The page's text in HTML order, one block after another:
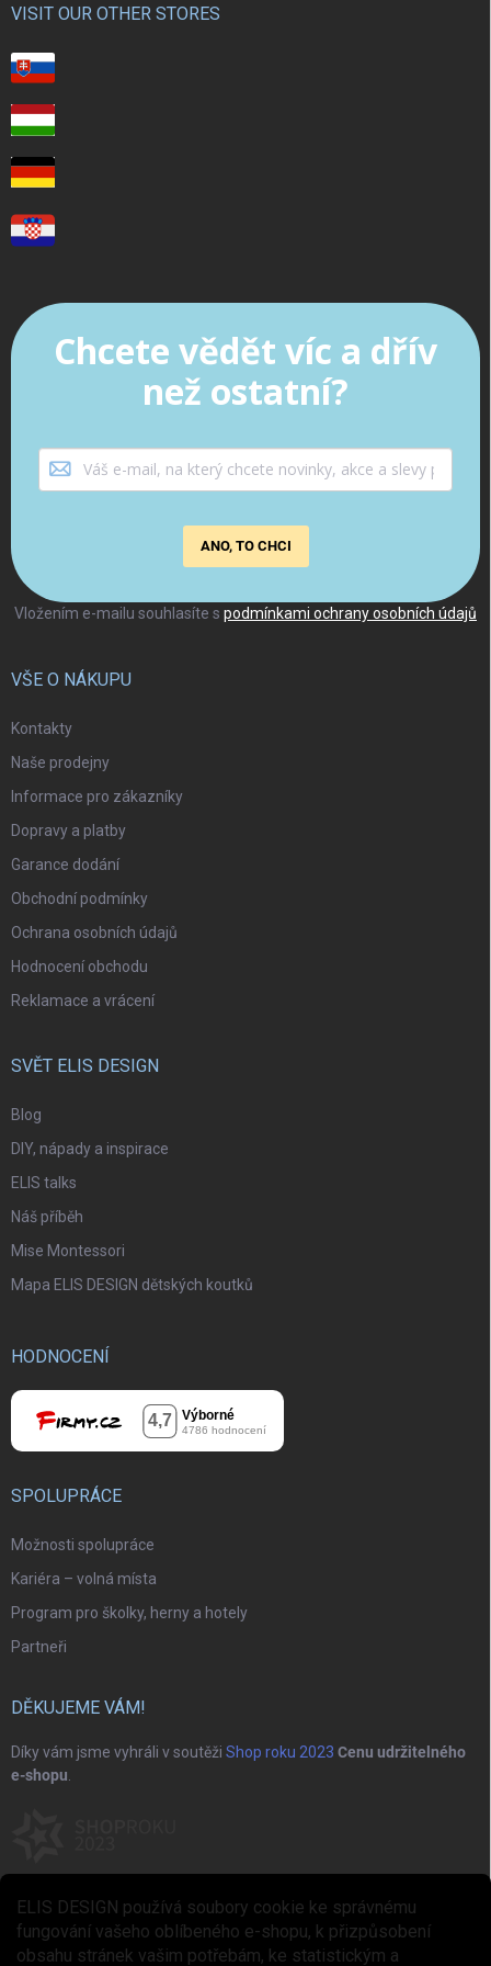
ELIS DESIGN používá soubory cookie ke správnému
fungování vašeho oblíbeného e-shopu, k přizpůsobení
obsahu stránek vašim potřebám, ke statistickým a
Vložením e-mailu souhlasíte s podmínkami ochrany osobních údajů
Chcete vědět víc a dřív
než ostatní?
ANO, TO CHCI
VISIT OUR OTHER STORES
VŠE O NÁKUPU
Kontakty
Naše prodejny
Informace pro zákazníky
Dopravy a platby
Garance dodání
Obchodní podmínky
Ochrana osobních údajů
Hodnocení obchodu
Reklamace a vrácení
SVĚT ELIS DESIGN
Blog
DIY, nápady a inspirace
ELIS talks
Náš příběh
Mise Montessori
Mapa ELIS DESIGN dětských koutků
HODNOCENÍ
SPOLUPRÁCE
Možnosti spolupráce
Kariéra – volná místa
Program pro školky, herny a hotely
Partneři
DĚKUJEME VÁM!
Díky vám jsme vyhráli v soutěži Shop roku 2023 Cenu udržitelného
e-shopu